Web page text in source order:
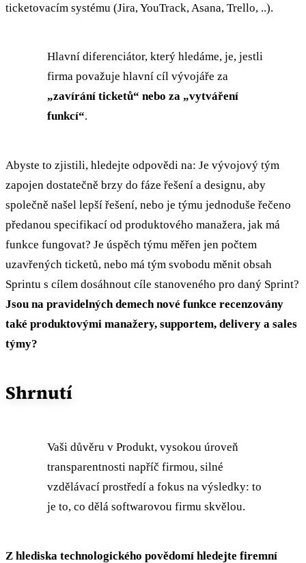
ticketovacím systému (Jira, YouTrack, Asana, Trello, ..).
Hlavní diferenciátor, který hledáme, je, jestli
firma považuje hlavní cíl vývojáře za
„zavírání ticketů“ nebo za „vytváření
funkcí“.
Abyste to zjistili, hledejte odpovědi na: Je vývojový tým
zapojen dostatečně brzy do fáze řešení a designu, aby
společně našel lepší řešení, nebo je týmu jednoduše řečeno
předanou specifikací od produktového manažera, jak má
funkce fungovat? Je úspěch týmu měřen jen počtem
uzavřených ticketů, nebo má tým svobodu měnit obsah
Sprintu s cílem dosáhnout cíle stanoveného pro daný Sprint?
Jsou na pravidelných demech nové funkce recenzovány
také produktovými manažery, supportem, delivery a sales
týmy?
Shrnutí
Vaši důvěru v Produkt, vysokou úroveň
transparentnosti napříč firmou, silné
vzdělávací prostředí a fokus na výsledky: to
je to, co dělá softwarovou firmu skvělou.
Z hlediska technologického povědomí hledejte firemní